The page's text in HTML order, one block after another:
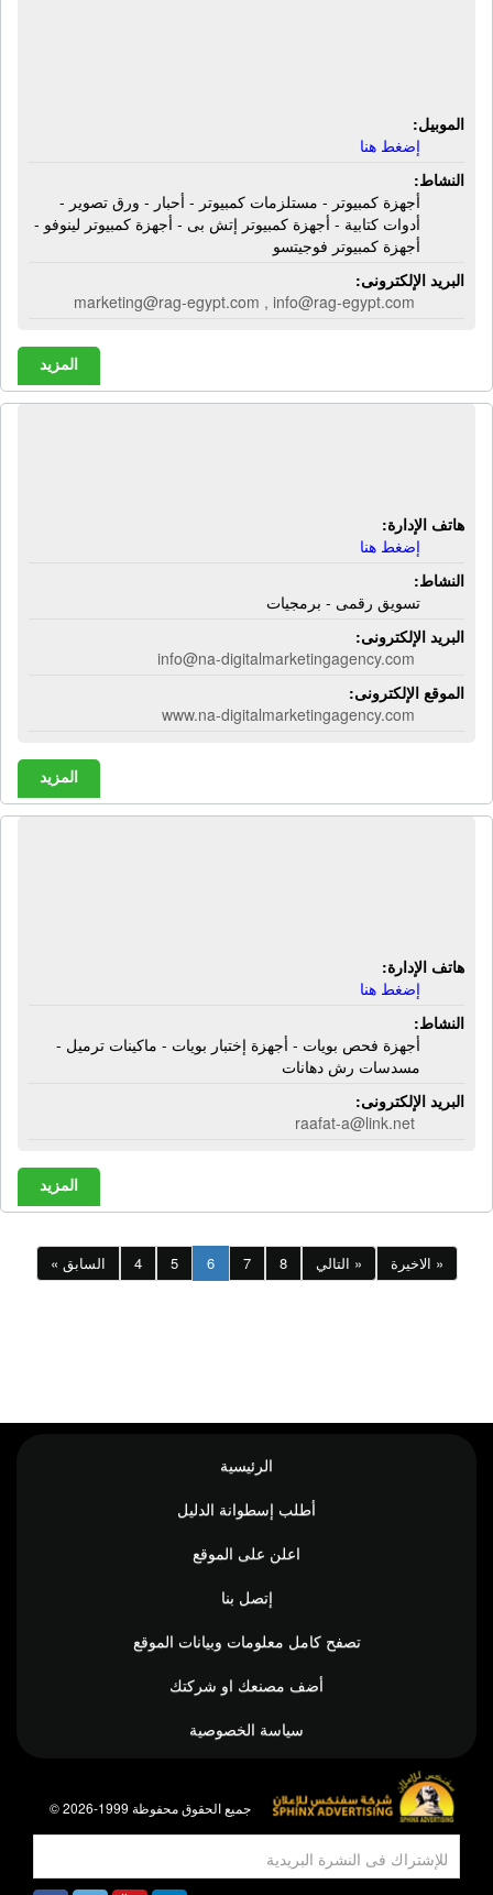
الموبيل:
إضغط هنا
النشاط:
أجهزة كمبيوتر - مستلزمات كمبيوتر - أحبار - ورق تصوير -
أدوات كتابية - أجهزة كمبيوتر إتش بى - أجهزة كمبيوتر لينوفو -
أجهزة كمبيوتر فوجيتسو
البريد الإلكترونى:
marketing@rag-egypt.com , info@rag-egypt.com
المزيد
هاتف الإدارة:
إضغط هنا
النشاط:
تسويق رقمى - برمجيات
البريد الإلكترونى:
info@na-digitalmarketingagency.com
الموقع الإلكترونى:
www.na-digitalmarketingagency.com
المزيد
هاتف الإدارة:
إضغط هنا
النشاط:
أجهزة فحص بويات - أجهزة إختبار بويات - ماكينات ترميل -
مسدسات رش دهانات
البريد الإلكترونى:
raafat-a@link.net
المزيد
« السابق 4 5 6 7 8 التالي » الاخيرة »
الرئيسية
أطلب إسطوانة الدليل
اعلن على الموقع
إتصل بنا
تصفح كامل معلومات وبيانات الموقع
أضف مصنعك او شركتك
سياسة الخصوصية
© جميع الحقوق محفوظة 1999-2026